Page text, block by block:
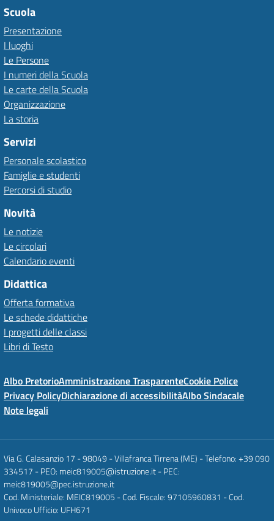
Scuola
Presentazione
I luoghi
Le Persone
I numeri della Scuola
Le carte della Scuola
Organizzazione
La storia
Servizi
Personale scolastico
Famiglie e studenti
Percorsi di studio
Novità
Le notizie
Le circolari
Calendario eventi
Didattica
Offerta formativa
Le schede didattiche
I progetti delle classi
Libri di Testo
Albo PretorioAmministrazione TrasparenteCookie Police
Privacy PolicyDichiarazione di accessibilitàAlbo Sindacale
Note legali
Via G. Calasanzio 17 - 98049 - Villafranca Tirrena (ME) - Telefono: +39 090
334517 - PEO: meic819005@istruzione.it - PEC:
meic819005@pec.istruzione.it
Cod. Ministeriale: MEIC819005 - Cod. Fiscale: 97105960831 - Cod.
Univoco Ufficio: UFH671